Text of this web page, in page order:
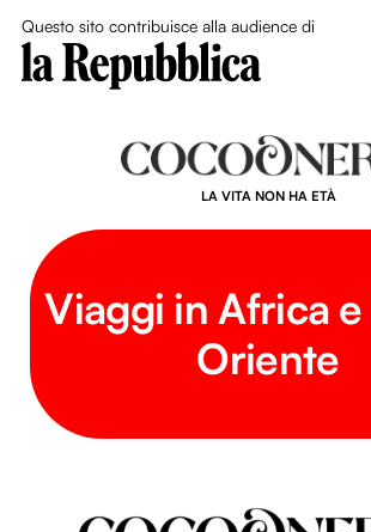
Questo sito contribuisce alla audience di
LA VITA NON HA ETÀ
Viaggi in Africa
Oriente